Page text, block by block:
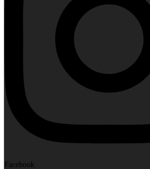
Facebook